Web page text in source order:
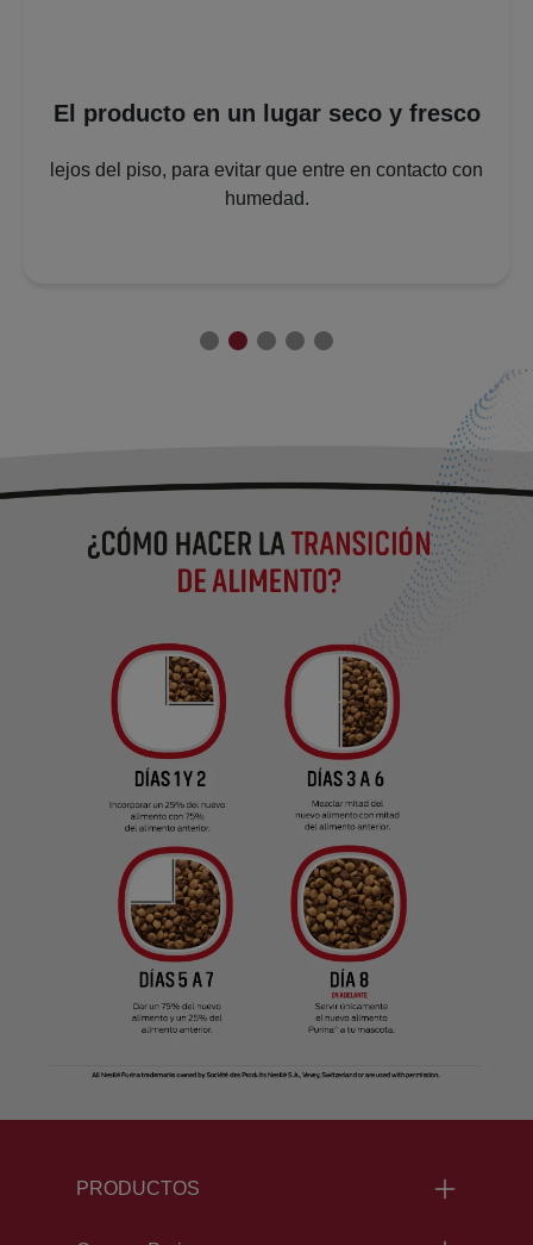
El producto en un lugar seco y fresco
lejos del piso, para evitar que entre en contacto con
humedad.
PRODUCTOS